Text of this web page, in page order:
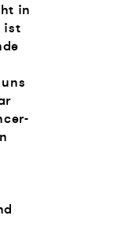
in
ist